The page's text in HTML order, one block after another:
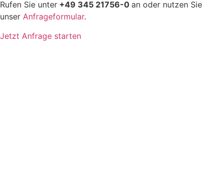
Rufen Sie unter +49 345 21756-0 an oder nutzen Sie
unser Anfrageformular.
Jetzt Anfrage starten